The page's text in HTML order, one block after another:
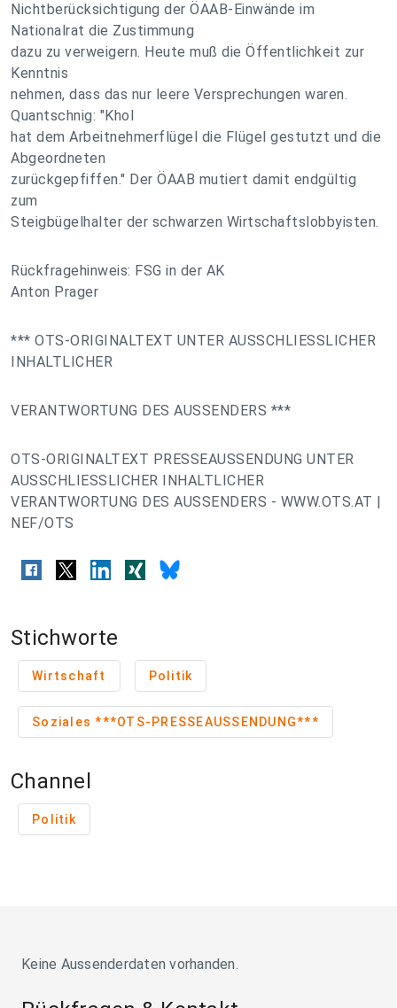
Nichtberücksichtigung der ÖAAB-Einwände im
Nationalrat die Zustimmung
dazu zu verweigern. Heute muß die Öffentlichkeit zur
Kenntnis
nehmen, dass das nur leere Versprechungen waren.
Quantschnig: "Khol
hat dem Arbeitnehmerflügel die Flügel gestutzt und die
Abgeordneten
zurückgepfiffen." Der ÖAAB mutiert damit endgültig
zum
Steigbügelhalter der schwarzen Wirtschaftslobbyisten.
Rückfragehinweis: FSG in der AK
Anton Prager
*** OTS-ORIGINALTEXT UNTER AUSSCHLIESSLICHER
INHALTLICHER
VERANTWORTUNG DES AUSSENDERS ***
OTS-ORIGINALTEXT PRESSEAUSSENDUNG UNTER
AUSSCHLIESSLICHER INHALTLICHER
VERANTWORTUNG DES AUSSENDERS - WWW.OTS.AT |
NEF/OTS
Stichworte
Wirtschaft Politik
Soziales ***OTS-PRESSEAUSSENDUNG***
Channel
Politik
Keine Aussenderdaten vorhanden.